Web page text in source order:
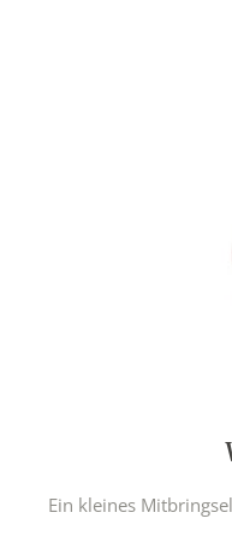
Ein kleines